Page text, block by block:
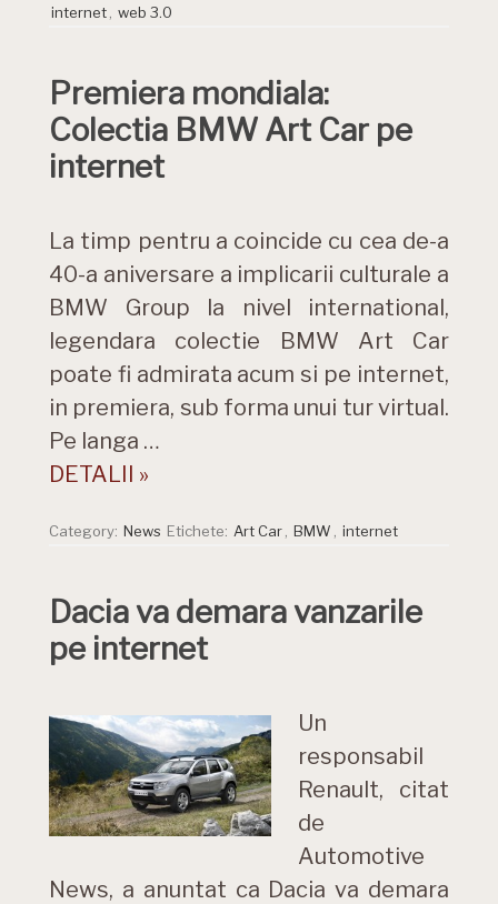
internet web 3.0
Premiera mondiala:
Colectia BMW Art Car pe
internet
La timp pentru a coincide cu cea de-a
40-a aniversare a implicarii culturale a
BMW Group la nivel international,
legendara colectie BMW Art Car
poate fi admirata acum si pe internet,
in premiera, sub forma unui tur virtual.
Pe langa …
DETALII »
Category: News Etichete: Art Car BMW internet
Dacia va demara vanzarile
pe internet
Un
responsabil
Renault, citat
de
Automotive
News, a anuntat ca Dacia va demara